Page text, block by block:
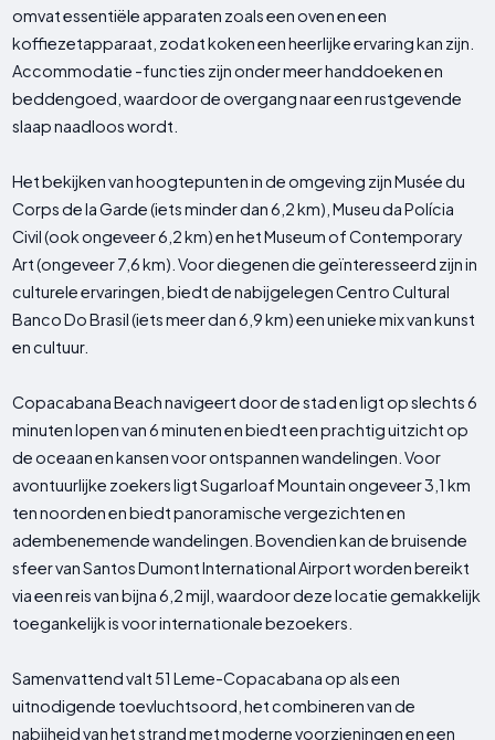
omvat essentiële apparaten zoals een oven en een
koffiezetapparaat, zodat koken een heerlijke ervaring kan zijn.
Accommodatie -functies zijn onder meer handdoeken en
beddengoed, waardoor de overgang naar een rustgevende
slaap naadloos wordt.
Het bekijken van hoogtepunten in de omgeving zijn Musée du
Corps de la Garde (iets minder dan 6,2 km), Museu da Polícia
Civil (ook ongeveer 6,2 km) en het Museum of Contemporary
Art (ongeveer 7,6 km). Voor diegenen die geïnteresseerd zijn in
culturele ervaringen, biedt de nabijgelegen Centro Cultural
Banco Do Brasil (iets meer dan 6,9 km) een unieke mix van kunst
en cultuur.
Copacabana Beach navigeert door de stad en ligt op slechts 6
minuten lopen van 6 minuten en biedt een prachtig uitzicht op
de oceaan en kansen voor ontspannen wandelingen. Voor
avontuurlijke zoekers ligt Sugarloaf Mountain ongeveer 3,1 km
ten noorden en biedt panoramische vergezichten en
adembenemende wandelingen. Bovendien kan de bruisende
sfeer van Santos Dumont International Airport worden bereikt
via een reis van bijna 6,2 mijl, waardoor deze locatie gemakkelijk
toegankelijk is voor internationale bezoekers.
Samenvattend valt 51 Leme-Copacabana op als een
uitnodigende toevluchtsoord, het combineren van de
nabijheid van het strand met moderne voorzieningen en een